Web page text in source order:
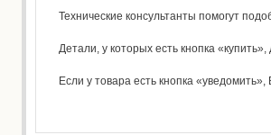
Технические консультанты помогут
Детали, у которых есть кнопка
Если у товара есть кнопка